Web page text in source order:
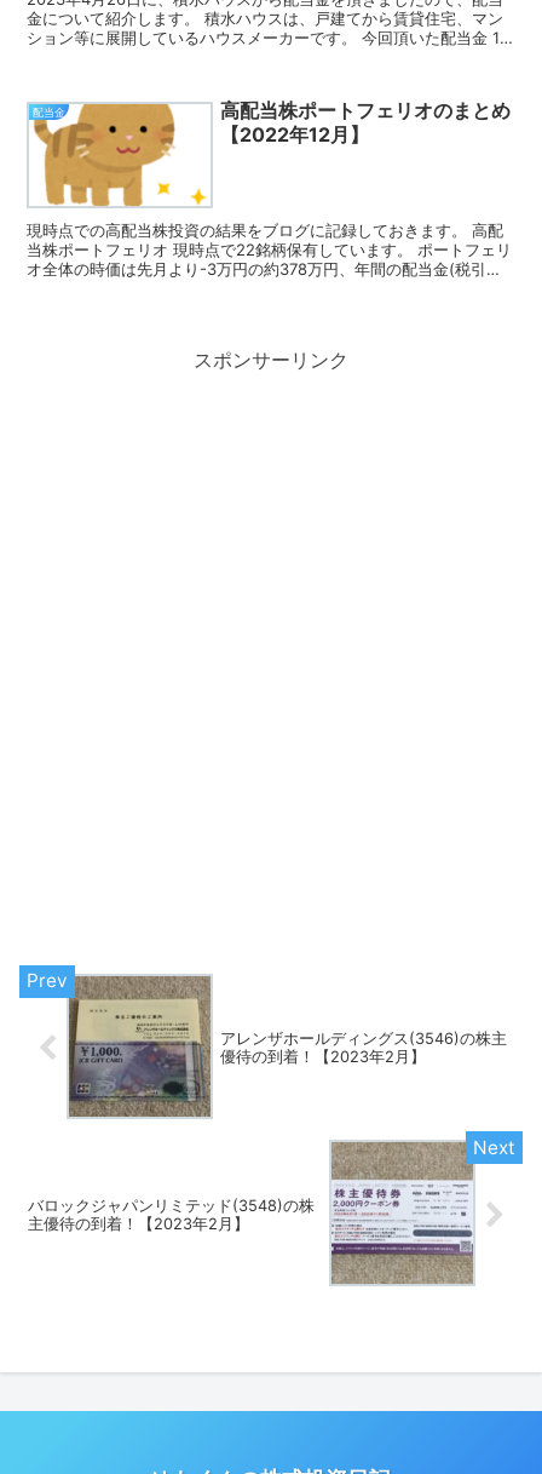
金について紹介します。 積水ハウスは、戸建てから賃貸住宅、マン
ション等に展開しているハウスメーカーです。 今回頂いた配当金 1
配当金
高配当株ポートフェリオのまとめ
【2022年12月】
現時点での高配当株投資の結果をブログに記録しておきます。 高配
当株ポートフェリオ 現時点で22銘柄保有しています。 ポートフェリ
オ全体の時価は先月より-3万円の約378万円、年間の配当金(税引前)
スポンサーリンク
アレンザホールディングス(3546)の株主
優待の到着！【2023年2月】
バロックジャパンリミテッド(3548)の株
主優待の到着！【2023年2月】